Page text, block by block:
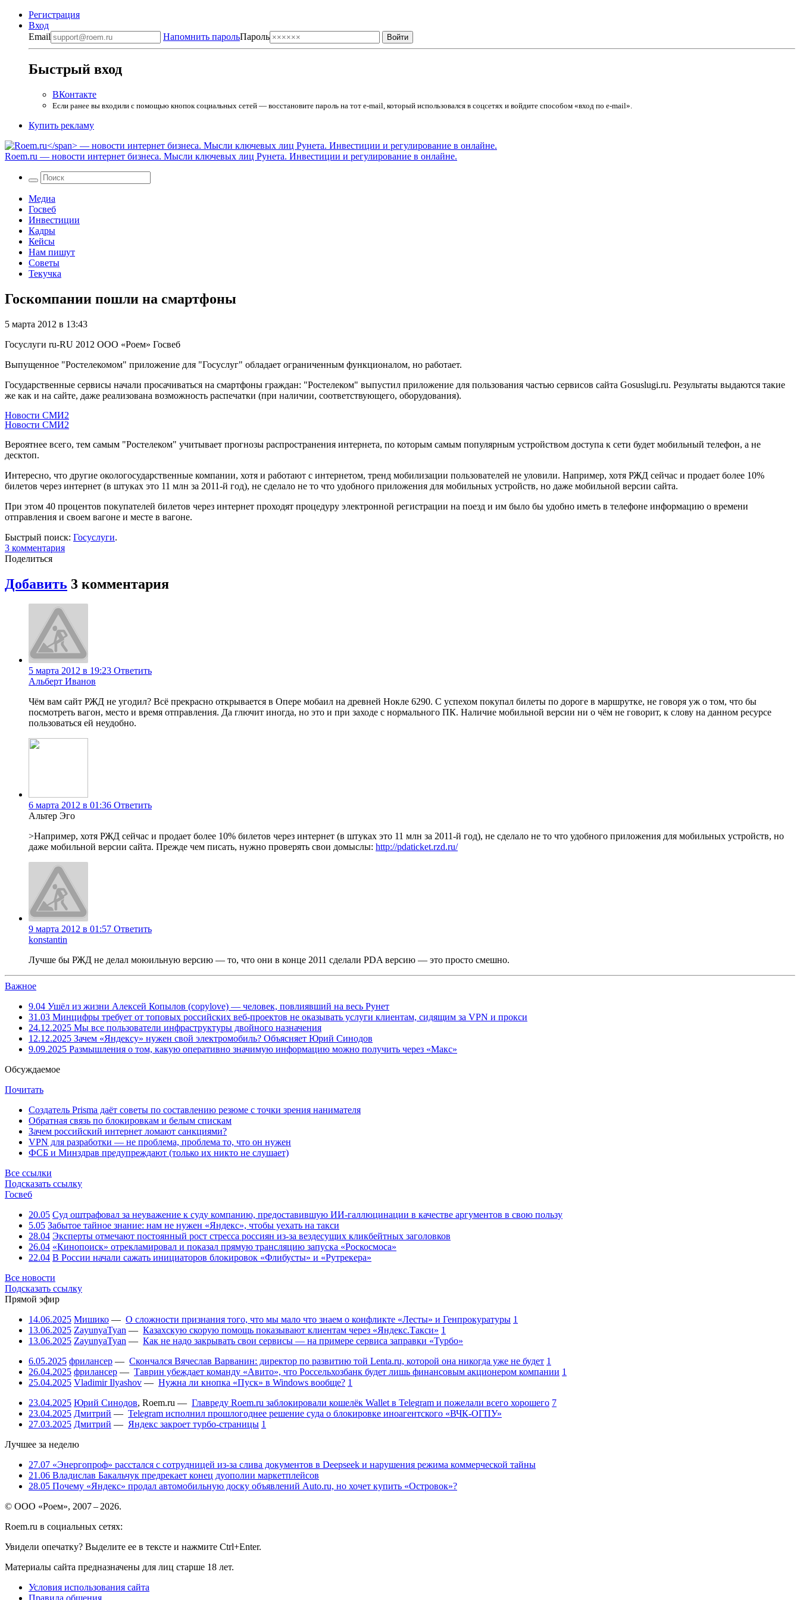
Регистрация
Вход
Email
Напомнить парольПароль
Быстрый вход
ВКонтакте
Если ранее вы входили с помощью кнопок социальных сетей — восстановите пароль на тот e-mail, который использовался в соцсетях и войдите способом «вход по e-mail».
Купить рекламу
Roem.ru — новости интернет бизнеса. Мысли ключевых лиц Рунета. Инвестиции и регулирование в онлайне.
Медиа
Госвеб
Инвестиции
Кадры
Кейсы
Нам пишут
Советы
Текучка
Госкомпании пошли на смартфоны
5 марта 2012 в 13:43
Госуслуги ru-RU 2012 ООО «Роем» Госвеб
Выпущенное "Ростелекомом" приложение для "Госуслуг" обладает ограниченным функционалом, но работает.
Государственные сервисы начали просачиваться на смартфоны граждан: "Ростелеком" выпустил приложение для пользования частью сервисов сайта Gosuslugi.ru. Результаты выдаются такие
же как и на сайте, даже реализована возможность распечатки (при наличии, соответствующего, оборудования).
Новости СМИ2
Новости СМИ2
Вероятнее всего, тем самым "Ростелеком" учитывает прогнозы распространения интернета, по которым самым популярным устройством доступа к сети будет мобильный телефон, а не
десктоп.
Интересно, что другие окологосударственные компании, хотя и работают с интернетом, тренд мобилизации пользователей не уловили. Например, хотя РЖД сейчас и продает более 10%
билетов через интернет (в штуках это 11 млн за 2011-й год), не сделало не то что удобного приложения для мобильных устройств, но даже мобильной версии сайта.
При этом 40 процентов покупателей билетов через интернет проходят процедуру электронной регистрации на поезд и им было бы удобно иметь в телефоне информацию о времени
отправления и своем вагоне и месте в вагоне.
Быстрый поиск: Госуслуги.
3 комментария
Поделиться
Добавить 3 комментария
5 марта 2012 в 19:23 Ответить
Альберт Иванов
Чём вам сайт РЖД не угодил? Всё прекрасно открывается в Опере мобаил на древней Нокле 6290. С успехом покупал билеты по дороге в маршрутке, не говоря уж о том, что бы
посмотреть вагон, место и время отправления. Да глючит иногда, но это и при заходе с нормального ПК. Наличие мобильной версии ни о чём не говорит, к слову на данном ресурсе
пользоваться ей неудобно.
6 марта 2012 в 01:36 Ответить
Альтер Эго
>Например, хотя РЖД сейчас и продает более 10% билетов через интернет (в штуках это 11 млн за 2011-й год), не сделало не то что удобного приложения для мобильных устройств, но
даже мобильной версии сайта. Прежде чем писать, нужно проверять свои домыслы: http://pdaticket.rzd.ru/
9 марта 2012 в 01:57 Ответить
konstantin
Лучше бы РЖД не делал моюильную версию — то, что они в конце 2011 сделали PDA версию — это просто смешно.
Важное
9.04 Ушёл из жизни Алексей Копылов (copylove) — человек, повлиявший на весь Рунет
31.03 Минцифры требует от топовых российских веб-проектов не оказывать услуги клиентам, сидящим за VPN и прокси
24.12.2025 Мы все пользователи инфраструктуры двойного назначения
12.12.2025 Зачем «Яндексу» нужен свой электромобиль? Объясняет Юрий Синодов
9.09.2025 Размышления о том, какую оперативно значимую информацию можно получить через «Макс»
Обсуждаемое
Почитать
Создатель Prisma даёт советы по составлению резюме с точки зрения нанимателя
Обратная связь по блокировкам и белым спискам
Зачем российский интернет ломают санкциями?
VPN для разработки — не проблема, проблема то, что он нужен
ФСБ и Минздрав предупреждают (только их никто не слушает)
Все ссылки
Подсказать ссылку
Госвеб
20.05 Суд оштрафовал за неуважение к суду компанию, предоставившую ИИ-галлюцинации в качестве аргументов в свою пользу
5.05 Забытое тайное знание: нам не нужен «Яндекс», чтобы уехать на такси
28.04 Эксперты отмечают постоянный рост стресса россиян из-за вездесущих кликбейтных заголовков
26.04 «Кинопоиск» отрекламировал и показал прямую трансляцию запуска «Роскосмоса»
22.04 В России начали сажать инициаторов блокировок «Флибусты» и «Рутрекера»
Все новости
Подсказать ссылку
Прямой эфир
14.06.2025 Мишико — О сложности признания того, что мы мало что знаем о конфликте «Лесты» и Генпрокуратуры 1
13.06.2025 ZayunyaTyan — Казахскую скорую помощь показывают клиентам через «Яндекс.Такси» 1
13.06.2025 ZayunyaTyan — Как не надо закрывать свои сервисы — на примере сервиса заправки «Турбо»
6.05.2025 фрилансер — Скончался Вячеслав Варванин: директор по развитию той Lenta.ru, которой она никогда уже не будет 1
26.04.2025 фрилансер — Таврин убеждает команду «Авито», что Россельхозбанк будет лишь финансовым акционером компании 1
25.04.2025 Vladimir Ilyashov — Нужна ли кнопка «Пуск» в Windows вообще? 1
23.04.2025 Юрий Синодов, Roem.ru — Главреду Roem.ru заблокировали кошелёк Wallet в Telegram и пожелали всего хорошего 7
23.04.2025 Дмитрий — Telegram исполнил прошлогоднее решение суда о блокировке иноагентского «ВЧК-ОГПУ»
27.03.2025 Дмитрий — Яндекс закроет турбо-страницы 1
Лучшее за неделю
27.07 «Энергопроф» расстался с сотрудницей из-за слива документов в Deepseek и нарушения режима коммерческой тайны
21.06 Владислав Бакальчук предрекает конец дуополии маркетплейсов
28.05 Почему «Яндекс» продал автомобильную доску объявлений Auto.ru, но хочет купить «Островок»?
© ООО «Роем», 2007 – 2026.
Roem.ru в социальных сетях:
Увидели опечатку? Выделите ее в тексте и нажмите Ctrl+Enter.
Материалы сайта предназначены для лиц старше 18 лет.
Условия использования сайта